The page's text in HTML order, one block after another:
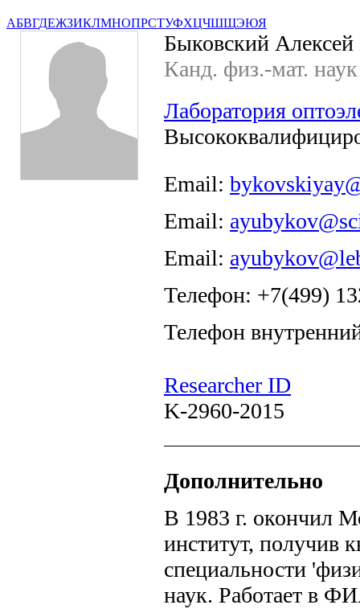
АБВГДЕЖЗИКЛМНОПРСТУФХЦЧШЩЭЮЯ
Быковский
Канд. физ.-мат. наук
Лаборатория
Email:
Email:
Email:
Телефон: +7(499)
Телефон
Researcher ID
K-2960-2015
Дополнительно
В 1983 г. окончил
институт, получив
специальности
наук. Работает в